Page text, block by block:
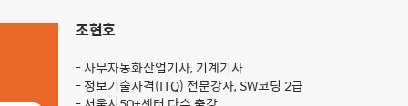
조현호
- 사무자동화산업기사, 기계기사
- 정보기술자격(ITQ) 전문강사, SW코딩 2급